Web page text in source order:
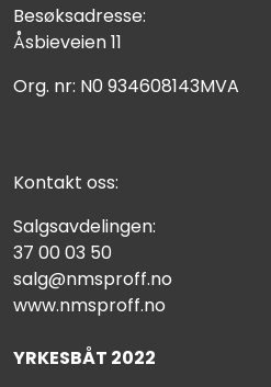
Besøksadresse:
Åsbieveien 11
Org. nr: N0 934608143MVA
Kontakt oss:
Salgsavdelingen:
37 00 03 50
salg@nmsproff.no
www.nmsproff.no
YRKESBÅT 2022